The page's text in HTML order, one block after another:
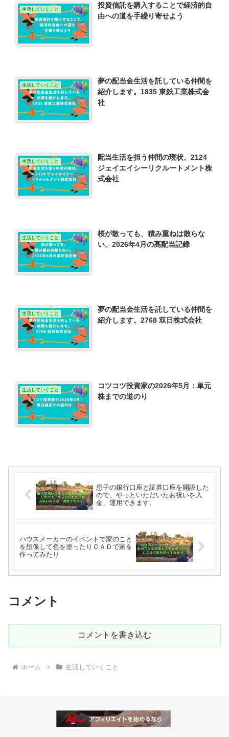
生活していくこと
投資信託を購入することで経済的自
由への道を手繰り寄せよう
生活していくこと
夢の配当金生活を託している仲間を
紹介します。1835 東鉄工業株式会
社
生活していくこと
配当生活を担う仲間の現状。2124
ジェイエイシーリクルートメント株
式会社
生活していくこと
桜が散っても、積み重ねは散らな
い。2026年4月の高配当記録
生活していくこと
夢の配当金生活を託している仲間を
紹介します。2768 双日株式会社
生活していくこと
コツコツ投資家の2026年5月：単元
株までの道のり
息子の銀行口座と証券口座を開設した
ので、やっといただいたお祝いを入
金、運用できます。
ハウスメーカーのイベントで家のこと
を想像して色を塗ったりＣＡＤで家を
作ってみたり
コメント
コメントを書き込む
ホーム 生活していくこと